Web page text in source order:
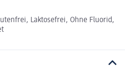
Laktosefrei, Ohne Fluorid,